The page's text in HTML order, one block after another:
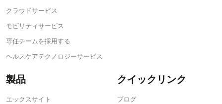
クラウドサービス
モビリティサービス
専任チームを採用する
ヘルスケアテクノロジーサービス
製品
エックスサイト
クイックリンク
ブログ